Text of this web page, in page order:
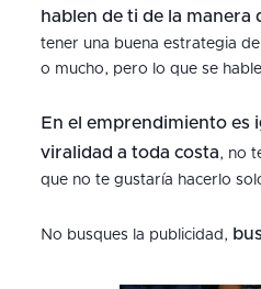
hablen de ti de la manera
tener una buena estrategia
o mucho, pero lo que se
En el emprendimiento es
viralidad a toda costa, no
que no te gustaría hacerlo
No busques la publicidad,